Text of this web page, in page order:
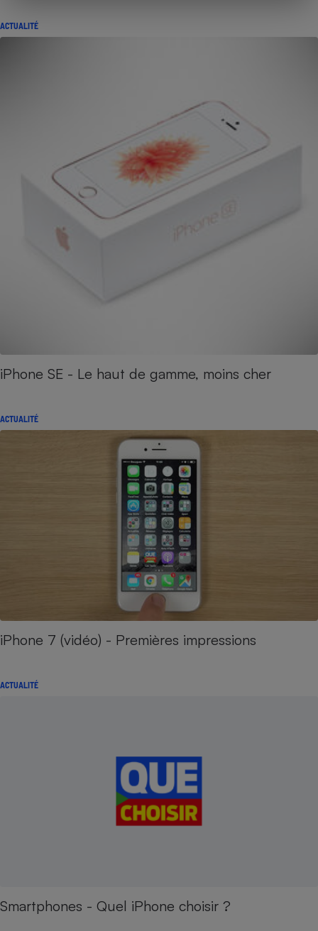
ACTUALITÉ
iPhone SE - Le haut de gamme, moins cher
ACTUALITÉ
iPhone 7 (vidéo) - Premières impressions
ACTUALITÉ
Smartphones - Quel iPhone choisir ?